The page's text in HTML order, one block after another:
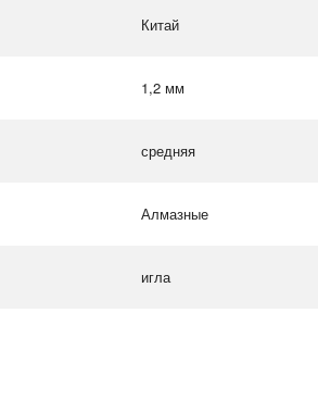
Китай
1,2 мм
средняя
Алмазные
игла